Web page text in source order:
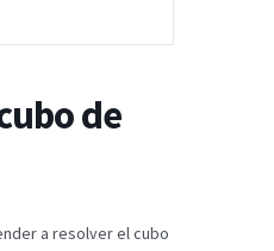
de
a resolver el cubo